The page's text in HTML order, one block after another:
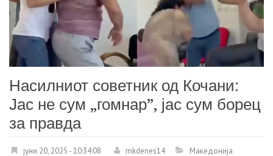
Насилниот советник од Кочани:
Јас не сум „гомнар”, јас сум борец
за правда
јуни 20, 2025 - 10:34:08 mkdenes14 Македонија